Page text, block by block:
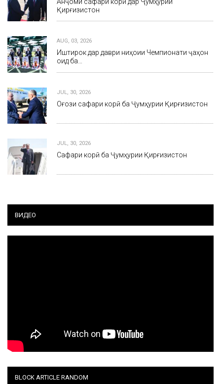
Қирғизистон
AUG, 03, 2026
Иштирок дар даври ниҳоии Чемпионати ҷаҳон
оид ба…
JUL, 30, 2026
Оғози сафари корӣ ба Ҷумҳурии Қирғизистон
JUL, 30, 2026
Сафари корӣ ба Ҷумҳурии Қирғизистон
ВИДЕО
BLOCK ARTICLE RANDOM